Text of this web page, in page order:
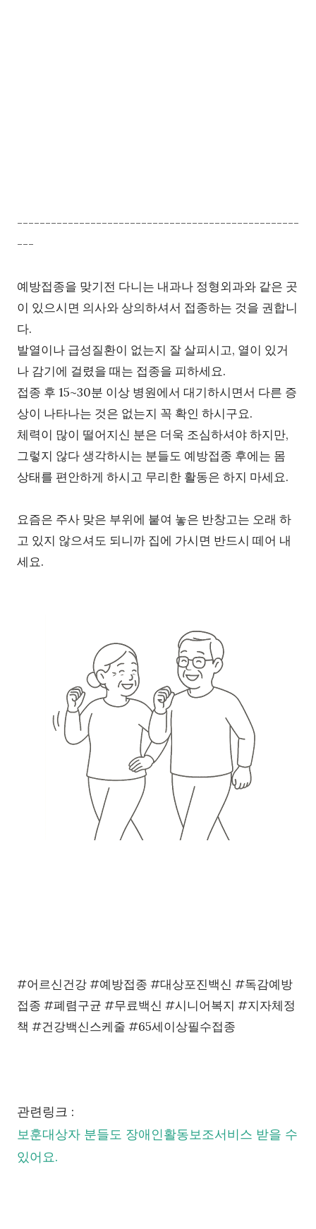
--------------------------------------------------
---
예방접종을 맞기전 다니는 내과나 정형외과와 같은 곳
이 있으시면 의사와 상의하셔서 접종하는 것을 권합니
다.
발열이나 급성질환이 없는지 잘 살피시고, 열이 있거
나 감기에 걸렸을 때는 접종을 피하세요.
접종 후 15~30분 이상 병원에서 대기하시면서 다른 증
상이 나타나는 것은 없는지 꼭 확인 하시구요.
체력이 많이 떨어지신 분은 더욱 조심하셔야 하지만,
그렇지 않다 생각하시는 분들도 예방접종 후에는 몸
상태를 편안하게 하시고 무리한 활동은 하지 마세요.
요즘은 주사 맞은 부위에 붙여 놓은 반창고는 오래 하
고 있지 않으셔도 되니까 집에 가시면 반드시 떼어 내
세요.
#어르신건강 #예방접종 #대상포진백신 #독감예방
접종 #폐렴구균 #무료백신 #시니어복지 #지자체정
책 #건강백신스케줄 #65세이상필수접종
관련링크 :
보훈대상자 분들도 장애인활동보조서비스 받을 수
있어요.